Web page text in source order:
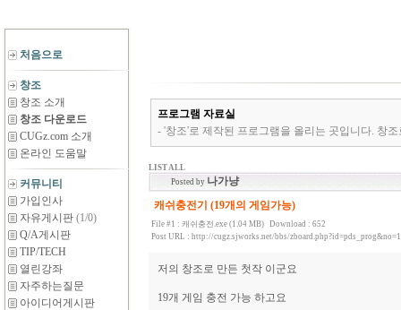
처음으로
창조
창조 소개
창조 다운로드
CUGz.com 소개
온라인 도움말
커뮤니티
가입인사
자유게시판 (1/0)
Q/A게시판
TIP/TECH
열린강좌
자주하는질문
아이디어게시판
프로그램 자료실
- '창조'로 제작된 프로그램을 올리는 곳입니다. 창
LIST ALL
Posted by 나가냥
캐쉬충전기 (19개의 게임가능)
File #1 : 캐쉬충전.exe (1.04 MB)
Download : 652
Post URL : http://cugz.sjworks.net/bbs/
저의 창조로 만든 첫작 이군요
19개 게임 충전 가능 하고요